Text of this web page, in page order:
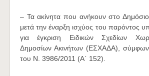
– Τα ακίνητα που ανήκουν στο
μετά την έναρξη ισχύος του παρόντος
για έγκριση Ειδικών Σχεδίων
Δημοσίων Ακινήτων (ΕΣΧΑΔΑ), σύμφωνα
του Ν. 3986/2011 (Α΄ 152).